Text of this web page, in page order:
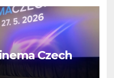
Czech